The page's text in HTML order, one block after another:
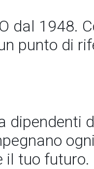
dal 1948.
punto di
dipendenti
il tuo futuro.